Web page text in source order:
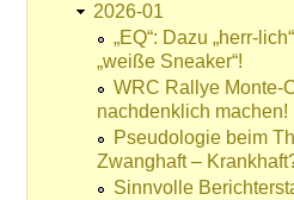
2026-01
„EQ“: Dazu „herr-
„weiße Sneaker“!
WRC Rallye Monte-
nachdenklich machen!
Pseudologie beim
Zwanghaft –
Sinnvolle